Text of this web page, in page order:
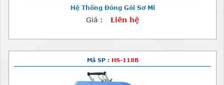
Hệ Thống Đóng Gói Sơ Mi
Giá : Liên hệ
Mã SP : HS-118B